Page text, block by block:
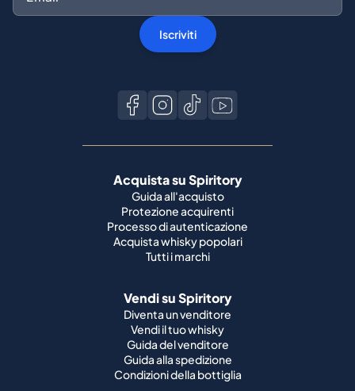
Iscriviti
Acquista su Spiritory
Guida all'acquisto
Protezione acquirenti
Processo di autenticazione
Acquista whisky popolari
Tutti i marchi
Vendi su Spiritory
Diventa un venditore
Vendi il tuo whisky
Guida del venditore
Guida alla spedizione
Condizioni della bottiglia